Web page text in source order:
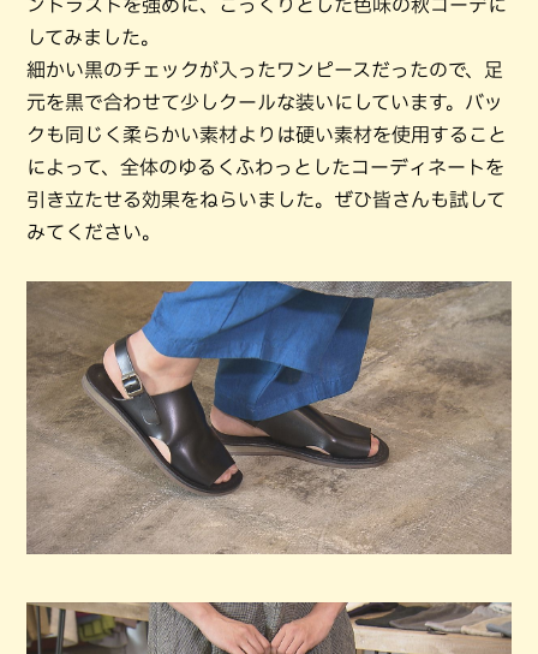
ントラストを強めに、こっくりとした色味の秋コーデに
してみました。
細かい黒のチェックが入ったワンピースだったので、足
元を黒で合わせて少しクールな装いにしています。バッ
クも同じく柔らかい素材よりは硬い素材を使用すること
によって、全体のゆるくふわっとしたコーディネートを
引き立たせる効果をねらいました。ぜひ皆さんも試して
みてください。